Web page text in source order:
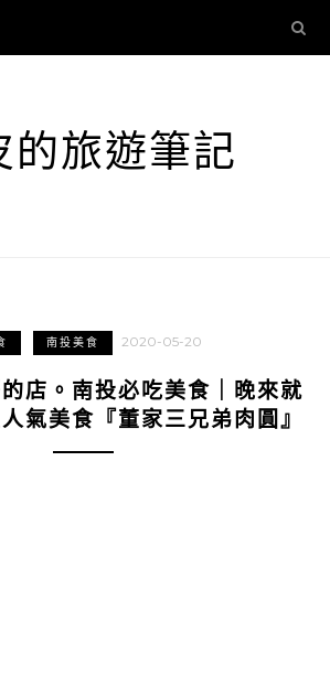
的旅遊筆記
南投美食 2020-05-20
店。南投必吃美食｜晚來就
氣美食『董家三兄弟肉圓』